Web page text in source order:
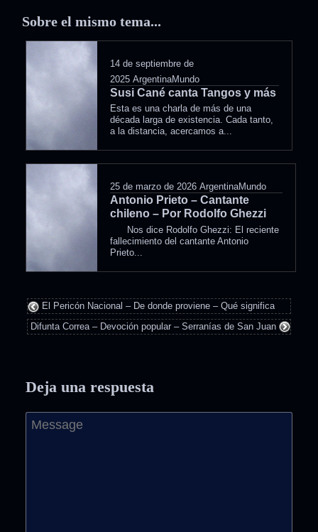
Sobre el mismo tema...
14 de septiembre de
2025 ArgentinaMundo
Susi Cané canta Tangos y más
Esta es una charla de más de una
década larga de existencia. Cada tanto,
a la distancia, acercamos a...
25 de marzo de 2026 ArgentinaMundo
Antonio Prieto – Cantante
chileno – Por Rodolfo Ghezzi
Nos dice Rodolfo Ghezzi: El reciente
fallecimiento del cantante Antonio
Prieto...
El Pericón Nacional – De donde proviene – Qué significa
Difunta Correa – Devoción popular – Serranías de San Juan
Deja una respuesta